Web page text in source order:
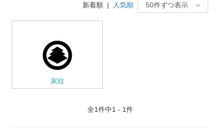
新着順 | 人気順
家紋
全1件中1 - 1件